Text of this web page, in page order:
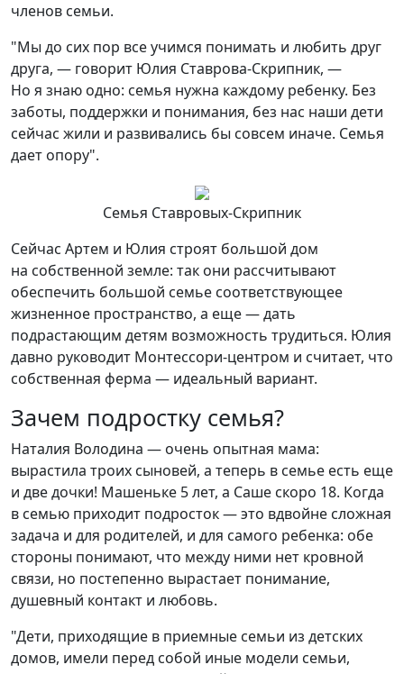
членов семьи.
"Мы до сих пор все учимся понимать и любить друг
друга, — говорит Юлия Ставрова-Скрипник, —
Но я знаю одно: семья нужна каждому ребенку. Без
заботы, поддержки и понимания, без нас наши дети
сейчас жили и развивались бы совсем иначе. Семья
дает опору".
Семья Ставровых-Скрипник
Сейчас Артем и Юлия строят большой дом
на собственной земле: так они рассчитывают
обеспечить большой семье соответствующее
жизненное пространство, а еще — дать
подрастающим детям возможность трудиться. Юлия
давно руководит Монтессори-центром и считает, что
собственная ферма — идеальный вариант.
Зачем подростку семья?
Наталия Володина — очень опытная мама:
вырастила троих сыновей, а теперь в семье есть еще
и две дочки! Машеньке 5 лет, а Саше скоро 18. Когда
в семью приходит подросток — это вдвойне сложная
задача и для родителей, и для самого ребенка: обе
стороны понимают, что между ними нет кровной
связи, но постепенно вырастает понимание,
душевный контакт и любовь.
"Дети, приходящие в приемные семьи из детских
домов, имели перед собой иные модели семьи,